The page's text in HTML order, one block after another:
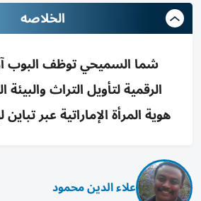
الخلاصه
شما السميحي توظف البوب
الرقمية لتأويل التراث والبيئة
هوية المرأة الإماراتية عبر
علاء الدين محمود